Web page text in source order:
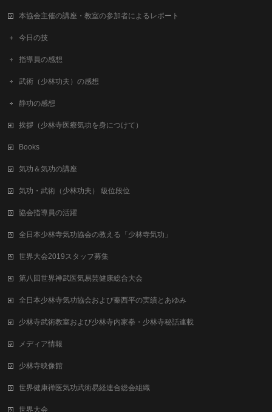
本協会主催の講座・教室の参加者によるレポート
今日の技
指導員の感想
武術（少林功夫）の感想
静功の感想
挨拶（少林寺医療気功を身につけて）
Books
気功＆気功の講座
気功・武術（少林功夫） 級位段位
協会指導員の活躍
全日本少林寺気功協会の教える「少林寺気功」
世界大会2019スタッフ募集
第八回世界禅武医気易芸健康総合⼤会
全日本少林寺気功協会および秦西平の実績とあゆみ
少林寺武術教室および少林寺内家拳・少林寺秘話連載
メディア情報
少林寺映像館
世界健康禅医気功武術易経連合総会組織
世界大会